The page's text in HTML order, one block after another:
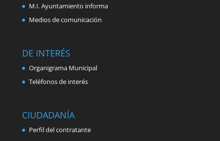
M.I. Ayuntamiento informa
Medios de comunicación
DE INTERÉS
Organigrama Municipal
Teléfonos de interés
CIUDADANÍA
Perfil del contratante